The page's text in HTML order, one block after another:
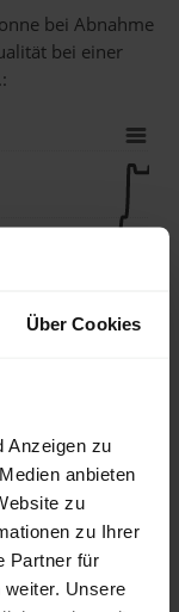
Über Cookies
Anzeigen zu
anbieten
zu
zu Ihrer
Partner für
Unsere
bei Abnahme
bei einer
Mai
in Deutschland